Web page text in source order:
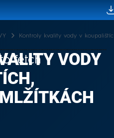
Kontroly kvality vody v
fetch
VODY